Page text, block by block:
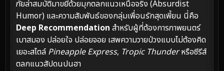
ภัยล่าสมบัติมาขยี้ด้วยมุกตลกแนวเหนือจริง (Absurdist
Humor) และความสัมพันธ์ของกลุ่มเพื่อนรักสุดเพี้ยน นี่คือ
Deep Recommendation สำหรับผู้ที่ต้องการภาพยนตร์
เบาสมอง ปล่อยใจ ปล่อยจอย เสพความวายป่วงแบบไม่ต้องคิด
เยอะสไตล์ Pineapple Express, Tropic Thunderหรือซีรีส์
ตลกแนวสัปดนปนฮา